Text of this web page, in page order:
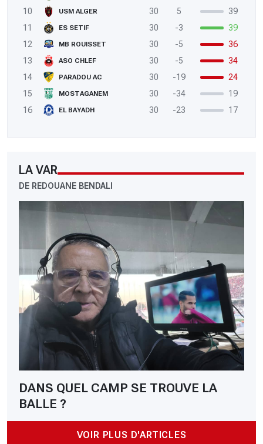
10
USM ALGER 30 5
39
11
ES SETIF 30 -3
39
12
MB ROUISSET 30 -5
36
13
ASO CHLEF 30 -5
34
14
PARADOU AC 30 -19
24
15
MOSTAGANEM 30 -34
19
16
EL BAYADH 30 -23 17
LA VAR
DE REDOUANE BENDALI
DANS QUEL CAMP SE TROUVE LA
BALLE ?
VOIR PLUS D'ARTICLES